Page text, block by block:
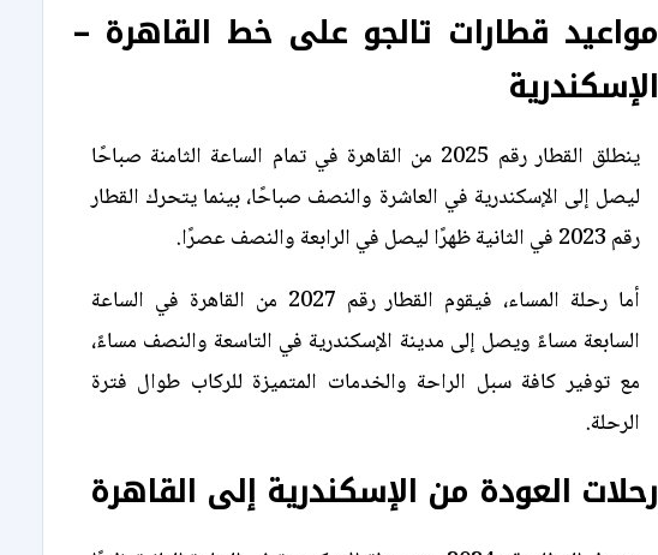
مواعيد قطارات تالجو على خط القاهرة –
الإسكندرية
ينطلق القطار رقم 2025 من القاهرة في تمام الساعة الثامنة صباحًا
ليصل إلى الإسكندرية في العاشرة والنصف صباحًا، بينما يتحرك القطار
رقم 2023 في الثانية ظهرًا ليصل في الرابعة والنصف عصرًا.
أما رحلة المساء، فيقوم القطار رقم 2027 من القاهرة في الساعة
السابعة مساءً ويصل إلى مدينة الإسكندرية في التاسعة والنصف مساءً،
مع توفير كافة سبل الراحة والخدمات المتميزة للركاب طوال فترة
الرحلة.
رحلات العودة من الإسكندرية إلى القاهرة